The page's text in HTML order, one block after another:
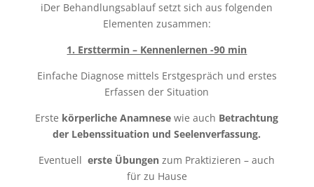
iDer Behandlungsablauf setzt sich aus folgenden
Elementen zusammen:
1. Ersttermin – Kennenlernen -90 min
Einfache Diagnose mittels Erstgespräch und erstes
Erfassen der Situation
Erste körperliche Anamnesewie auch Betrachtung
der Lebenssituation und Seelenverfassung.
Eventuellerste Übungen zum Praktizieren – auch
für zu Hause